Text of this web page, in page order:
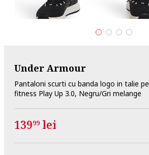
Under Armour
Pantaloni scurti cu banda logo in talie
fitness Play Up 3.0, Negru/Gri melange
13999 lei